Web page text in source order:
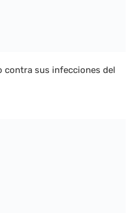
contra sus infecciones del